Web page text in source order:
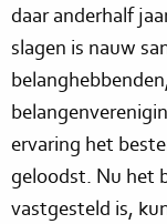
daar anderhalf
slagen is nauw
ervaring het
geloodst. Nu het
vastgesteld is,